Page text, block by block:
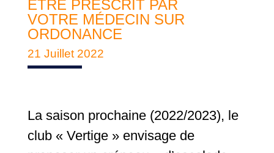
ÊTRE PRESCRIT PAR
VOTRE MÉDECIN SUR
ORDONANCE
21 Juillet 2022
La saison prochaine (2022/2023), le
club « Vertige » envisage de